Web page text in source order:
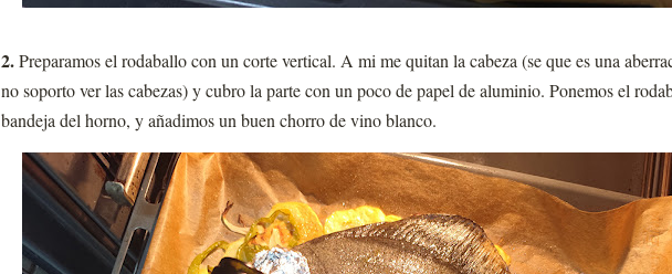
2.Preparamos el rodaballo con un corte vertical. A mi me quitan la cabeza (se que es una
no soporto ver las cabezas) y cubro la parte con un poco de papel de aluminio. Ponemos el
bandeja del horno, y añadimos un buen chorro de vino blanco.